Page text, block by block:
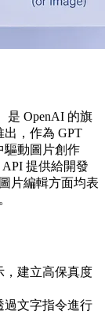
是 OpenAI 的旗
出，作為 GPT
驅動圖片創作
API 提供給開發
片編輯方面均表
，建立高保真度
過文字指令進行